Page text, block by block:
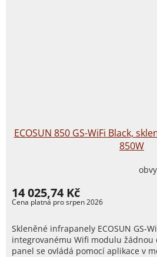
ECOSUN 850 GS-WiFi Black,
850W
14 025,74 Kč
Skleněné infrapanely ECOSUN GS-
integrovanému Wifi modulu
panel se ovládá pomocí aplikace v